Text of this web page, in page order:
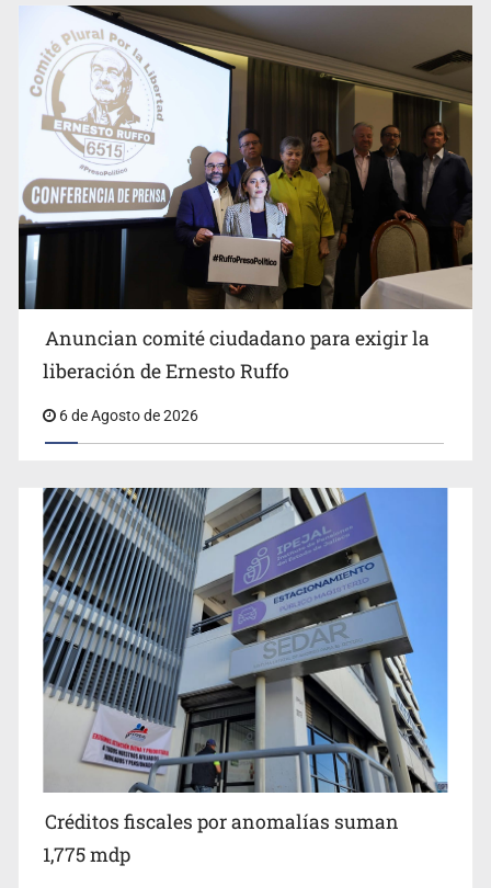
Anuncian actividades por Mes de Juventudes
Anuncian comité ciudadano para exigir la liberación de
Ernesto Ruffo
Anuncian comité ciudadano para exigir la
liberación de Ernesto Ruffo
6 de Agosto de 2026
Créditos fiscales por anomalías suman
1,775 mdp